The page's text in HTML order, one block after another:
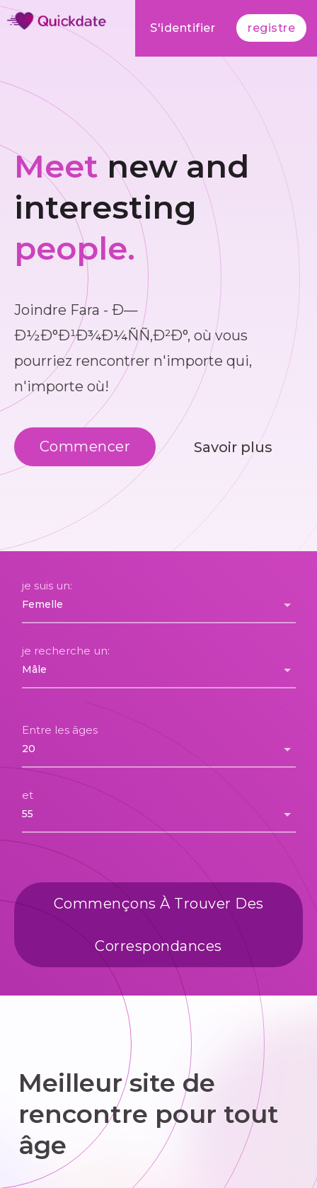
S'identifier registre
Meet new and
interesting
people.
Joindre Fara - Ð—
Ð½Ð°Ð¹Ð¾Ð¼ÑÑ‚Ð²Ð°, où vous
pourriez rencontrer n'importe qui,
n'importe où!
Commencer Savoir plus
je suis un:
je recherche un:
Entre les âges
et
Commençons À Trouver Des
Correspondances
Meilleur site de
rencontre pour tout
âge